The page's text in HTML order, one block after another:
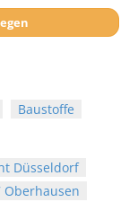
Baustoffe
Düsseldorf
Oberhausen